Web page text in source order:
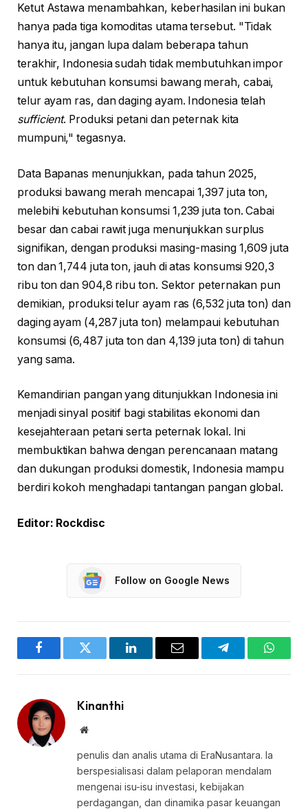
Ketut Astawa menambahkan, keberhasilan ini bukan
hanya pada tiga komoditas utama tersebut. "Tidak
hanya itu, jangan lupa dalam beberapa tahun
terakhir, Indonesia sudah tidak membutuhkan impor
untuk kebutuhan konsumsi bawang merah, cabai,
telur ayam ras, dan daging ayam. Indonesia telah
sufficient. Produksi petani dan peternak kita
mumpuni," tegasnya.
Data Bapanas menunjukkan, pada tahun 2025,
produksi bawang merah mencapai 1,397 juta ton,
melebihi kebutuhan konsumsi 1,239 juta ton. Cabai
besar dan cabai rawit juga menunjukkan surplus
signifikan, dengan produksi masing-masing 1,609 juta
ton dan 1,744 juta ton, jauh di atas konsumsi 920,3
ribu ton dan 904,8 ribu ton. Sektor peternakan pun
demikian, produksi telur ayam ras (6,532 juta ton) dan
daging ayam (4,287 juta ton) melampaui kebutuhan
konsumsi (6,487 juta ton dan 4,139 juta ton) di tahun
yang sama.
Kemandirian pangan yang ditunjukkan Indonesia ini
menjadi sinyal positif bagi stabilitas ekonomi dan
kesejahteraan petani serta peternak lokal. Ini
membuktikan bahwa dengan perencanaan matang
dan dukungan produksi domestik, Indonesia mampu
berdiri kokoh menghadapi tantangan pangan global.
Editor: Rockdisc
Follow on Google News
FacebookTwitter LinkedInEmail Telegram
Kinanthi
Website
penulis dan analis utama di EraNusantara. Ia
berspesialisasi dalam pelaporan mendalam
mengenai isu-isu investasi, kebijakan
perdagangan, dan dinamika pasar keuangan